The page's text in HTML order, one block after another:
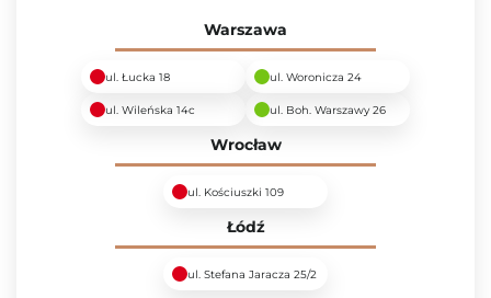
Warszawa
ul. Łucka 18 ul. Woronicza 24
ul. Wileńska 14c ul. Boh. Warszawy 26
Wrocław
ul. Kościuszki 109
Łódź
ul. Stefana Jaracza 25/2